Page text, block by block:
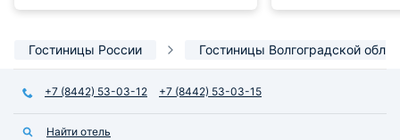
принадлежности, наборы для чая,
магазины, кафе.
есть всё, что
Спасибо
Гостиницы России Гостиницы Волгоградской
+7 (8442) 53-03-12 +7 (8442) 53-03-15
Найти отель